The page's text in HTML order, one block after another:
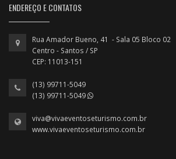
ENDEREÇO E CONTATOS
Rua Amador Bueno, 41 - Sala 05 Bloco 02
Centro - Santos / SP
CEP: 11013-151
(13) 99711-5049
(13) 99711-5049
viva@vivaeventoseturismo.com.br
www.vivaeventoseturismo.com.br